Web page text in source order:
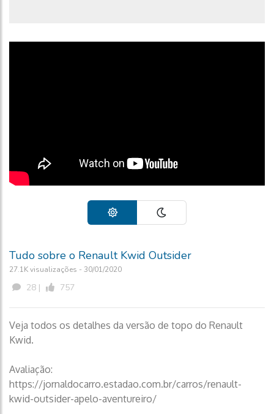
Tudo sobre o Renault Kwid Outsider
27.1K visualizações - 30/01/2020
28 | 757
Veja todos os detalhes da versão de topo do Renault
Kwid.
Avaliação:
https://jornaldocarro.estadao.com.br/carros/renault-
kwid-outsider-apelo-aventureiro/